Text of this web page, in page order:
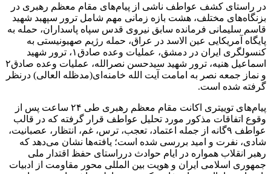
در راستای کشف عواطف ناشی از پیام‌های مقام معظم رهبری در
بزنگاه‌های مختلف، هشت بازه زمانی مهم شامل ترور سپهبد شهید
قاسم سلیمانی فرمانده سابق نیروی قدس سپاه پاسداران، حمله به
پایگاه آمریکایی عین الاسد در عراق، حمله رژیم صهیونیستی به
کنسولگری ایران در دمشق، عملیات وعده صادق۱، ترور شهید
اسماعیل هنیه، ترور شهید سیدحسن نصرالله، عملیات وعده صادق۲
و نماز جمعه نصر به امامت آیت الله خامنه‌ای(مدظله العالی) درنظر
گرفته شده است.
پیام‌های توییتری اکانت مقام معظم رهبری طی ۲۴ ساعت پس از
وقوع اتفاقات مذکور مورد تحلیل عواطف قرار گرفته که در قالب
عواطف ۹گانه از جمله اعتماد، تعجب، ترس، غم، انتظار، عصبانیت،
شادی، نفرت و امید بررسی شده است؛ یافته‌ها نشان می‌دهد که
رهبر انقلاب همواره در ایام حوادث درراستای حفظ اقتدار ملی
جمهوری اسلامی ایران و هویت بین المللی محور مقاومت از ادبیات